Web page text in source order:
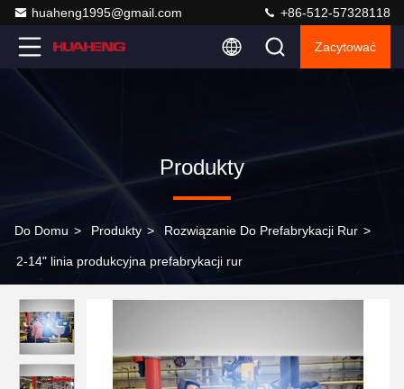
huaheng1995@gmail.com +86-512-57328118
Zacytować
Produkty
Do Domu > Produkty > Rozwiązanie Do Prefabrykacji Rur >
2-14" linia produkcyjna prefabrykacji rur